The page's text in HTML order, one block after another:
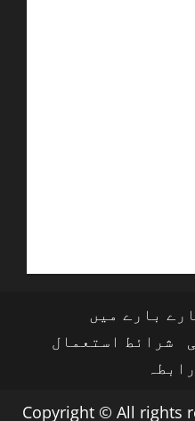
بارے میں
شرائط استعمال
Copyright © All rights